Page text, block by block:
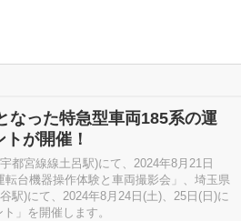
なった特急型車両185系の運
が開催！
都宮線線土呂駅)にて、2024年8月21日
転台機器操作体験と車両撮影会」、埼玉県
駅)にて、2024年8月24日(土)、25日(日)に
」を開催します。